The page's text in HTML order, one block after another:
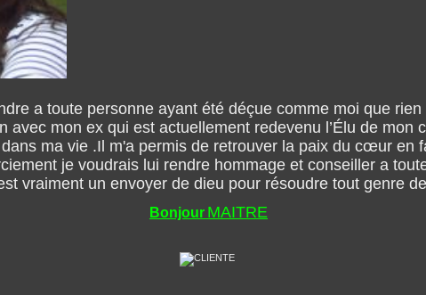
a toute personne ayant été déçue comme moi que
avec mon ex qui est actuellement redevenu l’Élu de
ma vie .Il m'a permis de retrouver la paix du cœur en
je voudrais lui rendre hommage et conseiller a
vraiment un envoyer de dieu pour résoudre tout genre
Bonjour MAITRE